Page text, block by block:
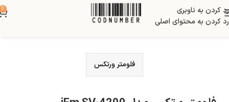
رد کردن به ناوبری
رد کردن به محتوای اصلی
0
فلومتر ورتکس